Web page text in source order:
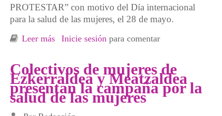
PROTESTAR” con motivo del Día internacional
para la salud de las mujeres, el 28 de mayo.
Leer más sobre Las mujeres tenemos saludables razones
Inicie sesión para comentar
Colectivos de mujeres de
Ezkerraldea y Meatzaldea
presentan la campaña por la
salud de las mujeres